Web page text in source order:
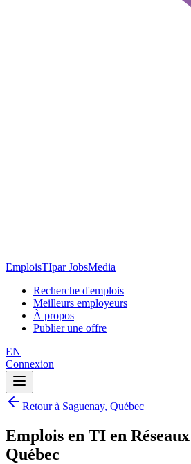
EmploisTIpar JobsMedia
Recherche d'emplois
Meilleurs employeurs
À propos
Publier une offre
EN
Connexion
Retour à Saguenay, Québec
Emplois en TI en
Québec